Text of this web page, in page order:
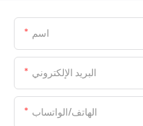
اسم
البريد الإلكتروني
الهاتف/الواتساب